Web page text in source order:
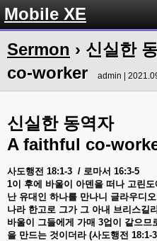
Mobile XE
Sermon › 신실한
co-worker
admin |
신실한 동역자
A faithful co-
사도행전 18:1-3 / 로마서 16:3-5
1이 후에 바울이 아덴을 떠나 고린도
난 유대인 하나를 만나니 글라우디
나라 한고로 그가 그 아내 브리스길
바울이
그들에게 가매 3업이 같으므
을 만드는 것이더라(사도행전 18:1-